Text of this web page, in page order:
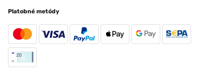
Platobné metódy